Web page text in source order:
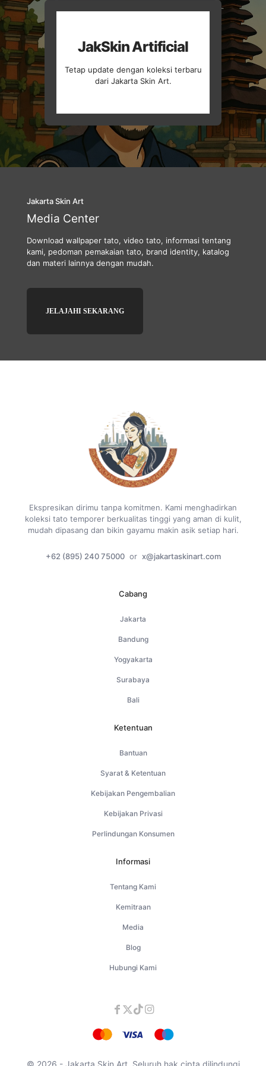
JakSkin Artificial
Tetap update dengan koleksi terbaru
dari Jakarta Skin Art.
Jakarta Skin Art
Media Center
Download wallpaper tato, video tato, informasi tentang
kami, pedoman pemakaian tato, brand identity, katalog
dan materi lainnya dengan mudah.
JELAJAHI SEKARANG
Ekspresikan dirimu tanpa komitmen. Kami menghadirkan
koleksi tato temporer berkualitas tinggi yang aman di kulit,
mudah dipasang dan bikin gayamu makin asik setiap hari.
+62 (895) 240 75000 or x@jakartaskinart.com
Cabang
Jakarta
Bandung
Yogyakarta
Surabaya
Bali
Ketentuan
Bantuan
Syarat & Ketentuan
Kebijakan Pengembalian
Kebijakan Privasi
Perlindungan Konsumen
Informasi
Tentang Kami
Kemitraan
Media
Blog
Hubungi Kami
© 2026 - Jakarta Skin Art. Seluruh hak cipta dilindungi